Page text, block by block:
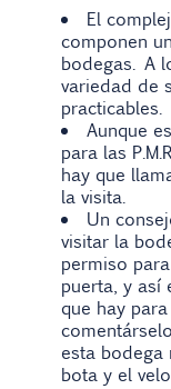
El
componen
bodegas. A
variedad de
practicables.
Aunque
para las
hay que
la visita.
Un
visitar la
permiso
puerta, y así
que hay
esta bodega
bota y el